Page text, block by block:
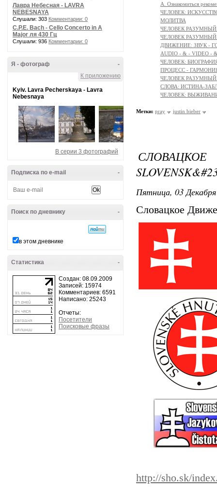
Лавра Небесная - LAVRA
NEBESNAYA
Слушали: 303 Комментарии: 0
C.P.E. Bach - Cello Concerto in A
Major ля 430 Гц
Слушали: 936 Комментарии: 0
-
Я - фотограф
К приложению
Kyiv. Lavra Pecherskaya - Lavra
Nebesnaya
В серии 3 фотографий
-
Подписка по e-mail
-
Поиск по дневнику
в этом дневнике
-
Статистика
Создан: 08.09.2009
Записей: 15974
Комментариев: 6591
Написано: 25243
Отчеты:
Посетители
Поисковые фразы
А. Ознакомиться
ЧЕЛОВЕК:
МОЛИТВА
ЧЕЛОВЕК РАЗУМНЫЙ:
ЧЕЛОВЕК
ДВИЖЕНИЕ: ЗВУК -
AUDIO - & - VIDEO -
ЧЕЛОВЕК:
ПРОЦЕСС -
ЧЕЛОВЕК
СЛОВА: ИСТИНА-
ЧЕЛОВЕК: ВЫЖИВАНИЕ
Метки: pray justin bieber
Пятница, 03
Словацкое
http://sho.sk/